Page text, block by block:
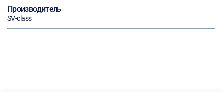
Производитель
SV-class